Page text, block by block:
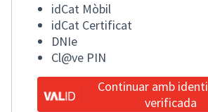
idCat Mòbil
idCat Certificat
DNIe
Cl@ve PIN
Continuar amb
verificada